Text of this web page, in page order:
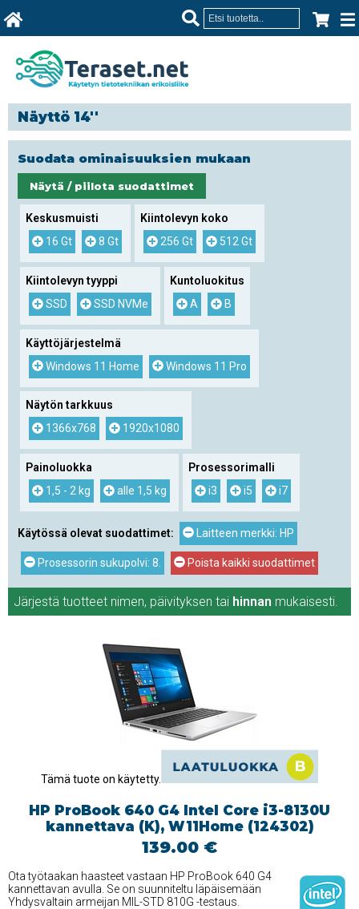
Näyttö 14''
Suodata ominaisuuksien mukaan
Näytä / piilota suodattimet
Keskusmuisti
16 Gt
8 Gt
Kiintolevyn koko
256 Gt
512 Gt
Kiintolevyn tyyppi
SSD
SSD NVMe
Kuntoluokitus
A
B
Käyttöjärjestelmä
Windows 11 Home
Windows 11 Pro
Näytön tarkkuus
1366x768
1920x1080
Painoluokka
1,5 - 2 kg
alle 1,5 kg
Prosessorimalli
i3
i5 i7
Käytössä olevat suodattimet: Laitteen merkki: HP
Prosessorin sukupolvi: 8. Poista kaikki suodattimet
Järjestä tuotteet nimen, päivityksen tai hinnan mukaisesti.
Tämä tuote on käytetty.
HP ProBook 640 G4 Intel Core i3-8130U
kannettava (K), W11Home (124302)
139.00 €
Ota työtaakan haasteet vastaan HP ProBook 640 G4
kannettavan avulla. Se on suunniteltu läpäisemään
Yhdysvaltain armeijan MIL-STD 810G -testaus.